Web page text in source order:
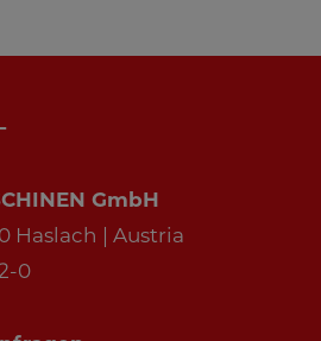
GmbH
Haslach | Austria
0